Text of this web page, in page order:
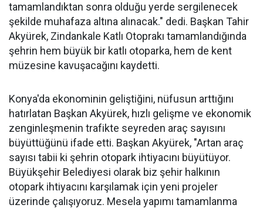
tamamlandıktan sonra olduğu yerde sergilenecek
şekilde muhafaza altına alınacak." dedi. Başkan Tahir
Akyürek, Zindankale Katlı Otoprakı tamamlandığında
şehrin hem büyük bir katlı otoparka, hem de kent
müzesine kavuşacağını kaydetti.
Konya'da ekonominin geliştiğini, nüfusun arttığını
hatırlatan Başkan Akyürek, hızlı gelişme ve ekonomik
zenginleşmenin trafikte seyreden araç sayısını
büyüttüğünü ifade etti. Başkan Akyürek, "Artan araç
sayısı tabii ki şehrin otopark ihtiyacını büyütüyor.
Büyükşehir Belediyesi olarak biz şehir halkının
otopark ihtiyacını karşılamak için yeni projeler
üzerinde çalışıyoruz. Mesela yapımı tamamlanma